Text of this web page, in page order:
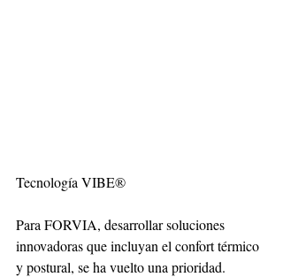
Tecnología VIBE®
Para FORVIA, desarrollar soluciones
innovadoras que incluyan el confort térmico
y postural, se ha vuelto una prioridad.